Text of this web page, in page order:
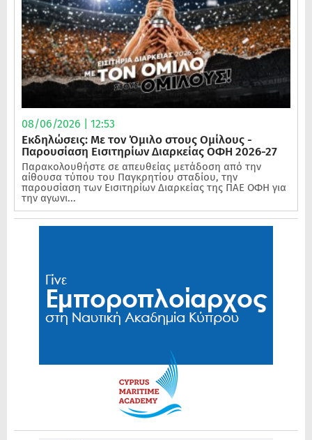
08/06/2026 | 12:53
Εκδηλώσεις: Με τον Όμιλο στους Ομίλους -
Παρουσίαση Εισιτηρίων Διαρκείας ΟΦΗ 2026-27
Παρακολουθήστε σε απευθείας μετάδοση από την
αίθουσα τύπου του Παγκρητίου σταδίου, την
παρουσίαση των Εισιτηρίων Διαρκείας της ΠΑΕ ΟΦΗ για
την αγωνι...